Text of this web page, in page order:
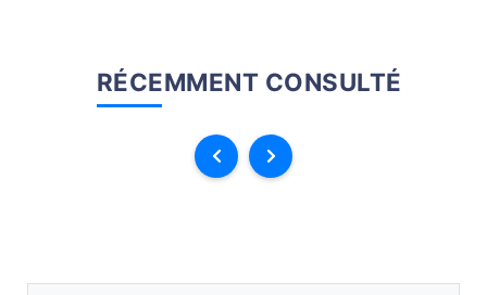
RÉCEMMENT CONSULTÉ